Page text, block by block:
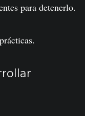
para detenerlo.